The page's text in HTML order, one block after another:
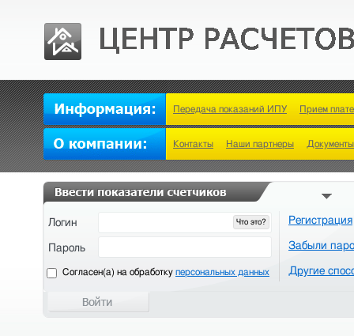
Контакты Наши партнеры Документы
Передача показаний ИПУ Прием
Что это?
Логин Регистрация
Забыли
Другие
Пароль
Cогласен(а) на обработку персональных данных